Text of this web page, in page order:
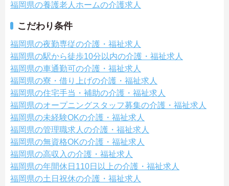
福岡県の養護老人ホームの介護求人
こだわり条件
福岡県の夜勤専従の介護・福祉求人
福岡県の駅から徒歩10分以内の介護・福祉求人
福岡県の車通勤可の介護・福祉求人
福岡県の寮・借り上げの介護・福祉求人
福岡県の住宅手当・補助の介護・福祉求人
福岡県のオープニングスタッフ募集の介護・福祉求人
福岡県の未経験OKの介護・福祉求人
福岡県の管理職求人の介護・福祉求人
福岡県の無資格OKの介護・福祉求人
福岡県の高収入の介護・福祉求人
福岡県の年間休日110日以上の介護・福祉求人
福岡県の土日祝休の介護・福祉求人